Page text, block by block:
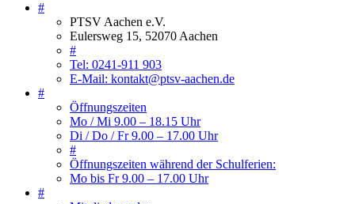
#
PTSV Aachen e.V.
Eulersweg 15, 52070 Aachen
#
Tel: 0241-911 903
E-Mail: kontakt@ptsv-aachen.de
#
Öffnungszeiten
Mo / Mi 9.00 – 18.15 Uhr
Di / Do / Fr 9.00 – 17.00 Uhr
#
Öffnungszeiten während der Schulferien:
Mo bis Fr 9.00 – 17.00 Uhr
#